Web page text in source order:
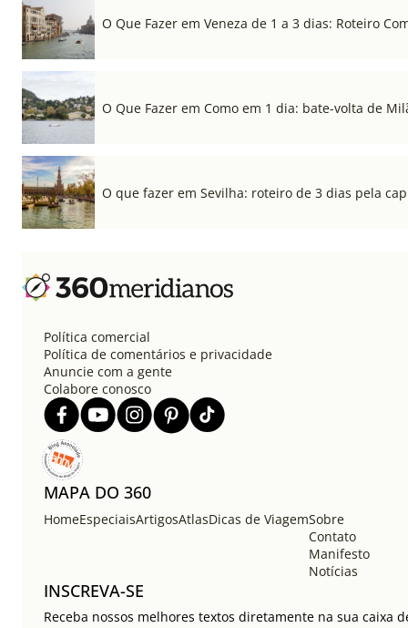
O Que Fazer em Veneza de 1 a 3 dias: Roteiro
O Que Fazer em Como em 1 dia: bate-volta de
O que fazer em Sevilha: roteiro de 3 dias pela
Política comercial
Política de comentários e privacidade
Anuncie com a gente
Colabore conosco
MAPA DO 360
HomeEspeciaisArtigosAtlasDicas de ViagemSobre
Contato
Manifesto
Notícias
INSCREVA-SE
Receba nossos melhores textos diretamente na sua caixa